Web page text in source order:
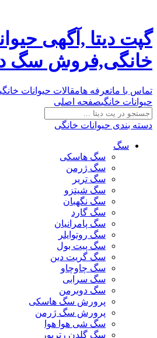
گپت دیتا ,آگهی
خانگی,فروش سگ
تماس با ماتعرفه هامقالات حیوانات خانگی
حیوانات خانگیصفحه اصلی
دسته بندی حیوانات خانگی
سگ
سگ هاسکی
سگ ژرمن
سگ تریر
سگ شیتزو
سگ نگهبان
سگ گارد
سگ پامرانیان
سگ روتوایلر
سگ پیت بول
سگ گریت دین
سگ چاوچاو
سگ سرابی
سگ دوبرمن
پرورش سگ هاسکی
پرورش سگ ژرمن
سگ شی هوا هوا
سگ گلدن رتریور